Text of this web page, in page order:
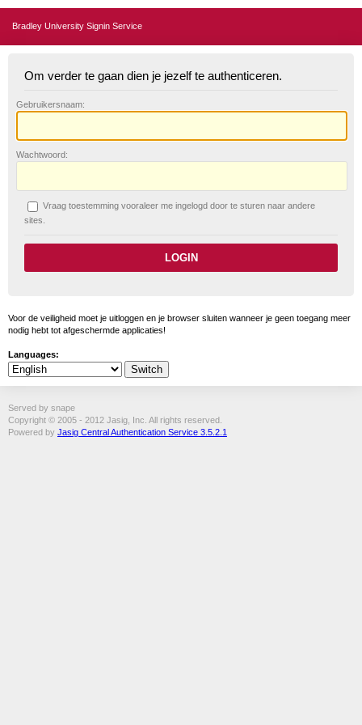
Bradley University Signin Service
Om verder te gaan dien je jezelf te authenticeren.
Gebruikersnaam:
Wachtwoord:
Vraag toestemming vooraleer me ingelogd door te sturen naar andere
sites.
Voor de veiligheid moet je uitloggen en je browser sluiten wanneer je geen toegang meer
nodig hebt tot afgeschermde applicaties!
Languages:
Served by snape
Copyright © 2005 - 2012 Jasig, Inc. All rights reserved.
Powered by Jasig Central Authentication Service 3.5.2.1